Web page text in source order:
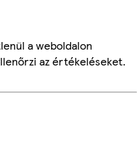
a weboldalon
az értékeléseket.